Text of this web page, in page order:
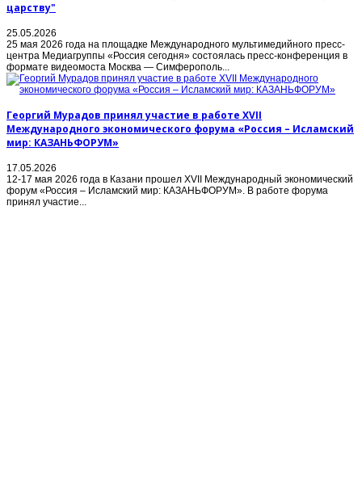
царству"
25.05.2026
25 мая 2026 года на площадке Международного мультимедийного пресс-
центра Медиагруппы «Россия сегодня» состоялась пресс-конференция в
формате видеомоста Москва — Симферополь...
Георгий Мурадов принял участие в работе XVII
Международного экономического форума «Россия – Исламский
мир: КАЗАНЬФОРУМ»
17.05.2026
12-17 мая 2026 года в Казани прошел XVII Международный экономический
форум «Россия – Исламский мир: КАЗАНЬФОРУМ». В работе форума
принял участие...